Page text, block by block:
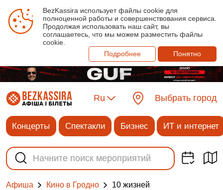
BezKassira использует файлы cookie для
полноценной работы и совершенствования сервиса.
Продолжая использовать наш сайт, вы
соглашаетесь, что мы можем разместить файлы
cookie.
Подробнее
Понятно
Ru Выбрать город
Концерты Спектакли Бизнес ИТ и интернет
Афиша Кино в Гродно 10 жизней